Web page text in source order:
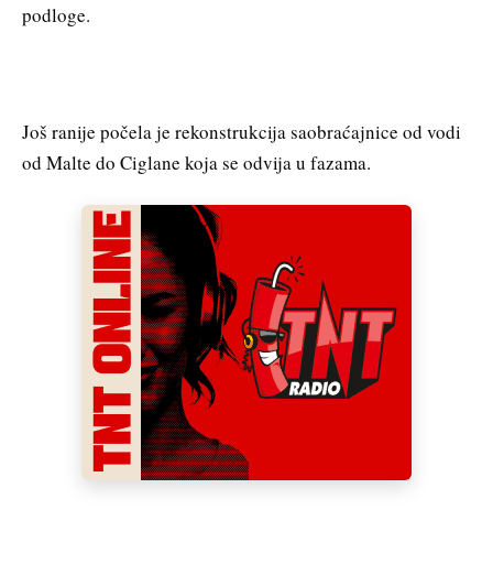
podloge.
Još ranije počela je rekonstrukcija saobraćajnice od vodi
od Malte do Ciglane koja se odvija u fazama.